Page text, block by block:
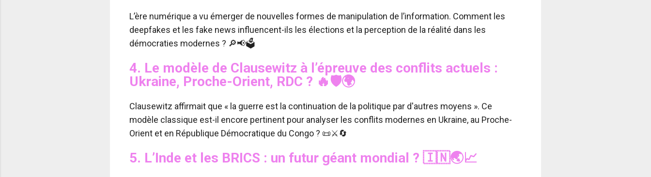
L’ère numérique a vu émerger de nouvelles formes de manipulation de l’information. Comment les
deepfakes et les fake news influencent-ils les élections et la perception de la réalité dans les
démocraties modernes ? 🔎📢🗳️
4. Le modèle de Clausewitz à l’épreuve des conflits actuels :
Ukraine, Proche-Orient, RDC ? 🔥🛡️🌍
Clausewitz affirmait que « la guerre est la continuation de la politique par d'autres moyens ». Ce
modèle classique est-il encore pertinent pour analyser les conflits modernes en Ukraine, au Proche-
Orient et en République Démocratique du Congo ? 📜⚔️🔄
5. L’Inde et les BRICS : un futur géant mondial ? 🇮🇳🌏📈